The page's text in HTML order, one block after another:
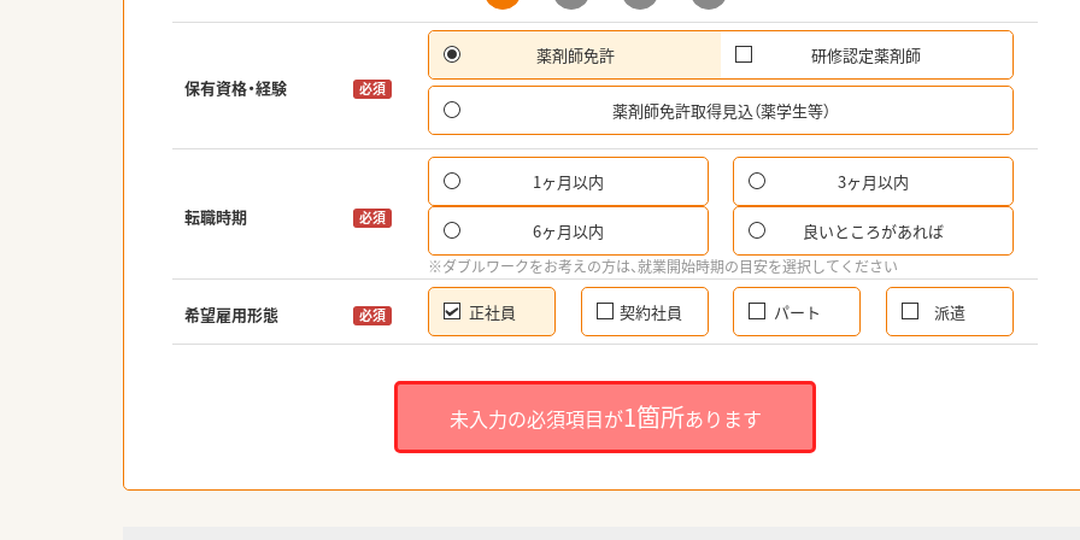
保有資格・経験 必須
薬剤師免許 研修認定薬剤師
薬剤師免許取得見込（薬学生等）
転職時期 必須
1ヶ月以内 3ヶ月以内
6ヶ月以内 良いところがあれば
※ダブルワークをお考えの方は、就業開始時期の目安を選択してください
希望雇用形態 必須 正社員 契約社員 パート 派遣
未入力の必須項目が1箇所あります